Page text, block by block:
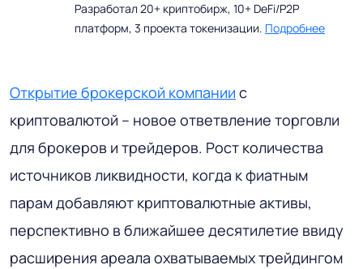
Разработал 20+ криптобирж, 10+ DeFi/P2P
платформ, 3 проекта токенизации. Подробнее
Открытие брокерской компании с
криптовалютой – новое ответвление торговли
для брокеров и трейдеров. Рост количества
источников ликвидности, когда к фиатным
парам добавляют криптовалютные активы,
перспективно в ближайшее десятилетие ввиду
расширения ареала охватываемых трейдингом